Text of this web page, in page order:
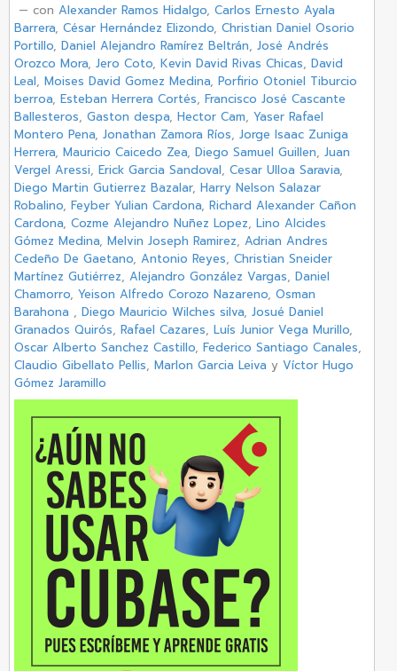
‏ — con Alexander Ramos Hidalgo, Carlos Ernesto Ayala
Barrera, César Hernández Elizondo, Christian Daniel Osorio
Portillo, Daniel Alejandro Ramírez Beltrán, José Andrés
Orozco Mora, Jero Coto, Kevin David Rivas Chicas, David
Leal, Moises David Gomez Medina, Porfirio Otoniel Tiburcio
berroa, Esteban Herrera Cortés, Francisco José Cascante
Ballesteros, Gaston despa, Hector Cam, Yaser Rafael
Montero Pena, Jonathan Zamora Ríos, Jorge Isaac Zuniga
Herrera, Mauricio Caicedo Zea, Diego Samuel Guillen, Juan
Vergel Aressi, Erick Garcia Sandoval, Cesar Ulloa Saravia,
Diego Martin Gutierrez Bazalar, Harry Nelson Salazar
Robalino, Feyber Yulian Cardona, Richard Alexander Cañon
Cardona, Cozme Alejandro Nuñez Lopez, Lino Alcides
Gómez Medina, Melvin Joseph Ramirez, Adrian Andres
Cedeño De Gaetano, Antonio Reyes, Christian Sneider
Martínez Gutiérrez, Alejandro González Vargas, Daniel
Chamorro, Yeison Alfredo Corozo Nazareno, Osman
Barahona , Diego Mauricio Wilches silva, Josué Daniel
Granados Quirós, Rafael Cazares, Luís Junior Vega Murillo,
Oscar Alberto Sanchez Castillo, Federico Santiago Canales,
Claudio Gibellato Pellis, Marlon Garcia Leiva y Víctor Hugo
Gómez Jaramillo